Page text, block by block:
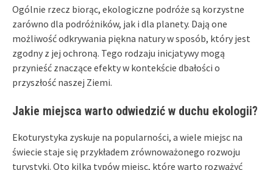
Ogólnie rzecz biorąc, ekologiczne podróże są korzystne
zarówno dla podróżników, jak i dla planety. Dają one
możliwość odkrywania piękna natury w sposób, który jest
zgodny z jej ochroną. Tego rodzaju inicjatywy mogą
przynieść znaczące efekty w kontekście dbałości o
przyszłość naszej Ziemi.
Jakie miejsca warto odwiedzić w duchu ekologii?
Ekoturystyka zyskuje na popularności, a wiele miejsc na
świecie staje się przykładem zrównoważonego rozwoju
turystyki. Oto kilka typów miejsc, które warto rozważyć